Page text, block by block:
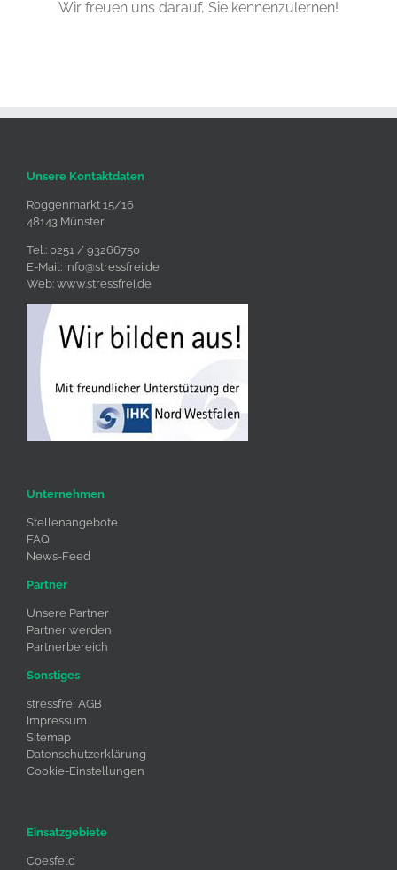
Wir freuen uns darauf, Sie kennenzulernen!
Unsere Kontaktdaten
Roggenmarkt 15/16
48143 Münster
Tel.: 0251 / 93266750
E-Mail: info@stressfrei.de
Web: www.stressfrei.de
Unternehmen
Stellenangebote
FAQ
News-Feed
Partner
Unsere Partner
Partner werden
Partnerbereich
Sonstiges
stressfrei AGB
Impressum
Sitemap
Datenschutzerklärung
Cookie-Einstellungen
Einsatzgebiete
Coesfeld